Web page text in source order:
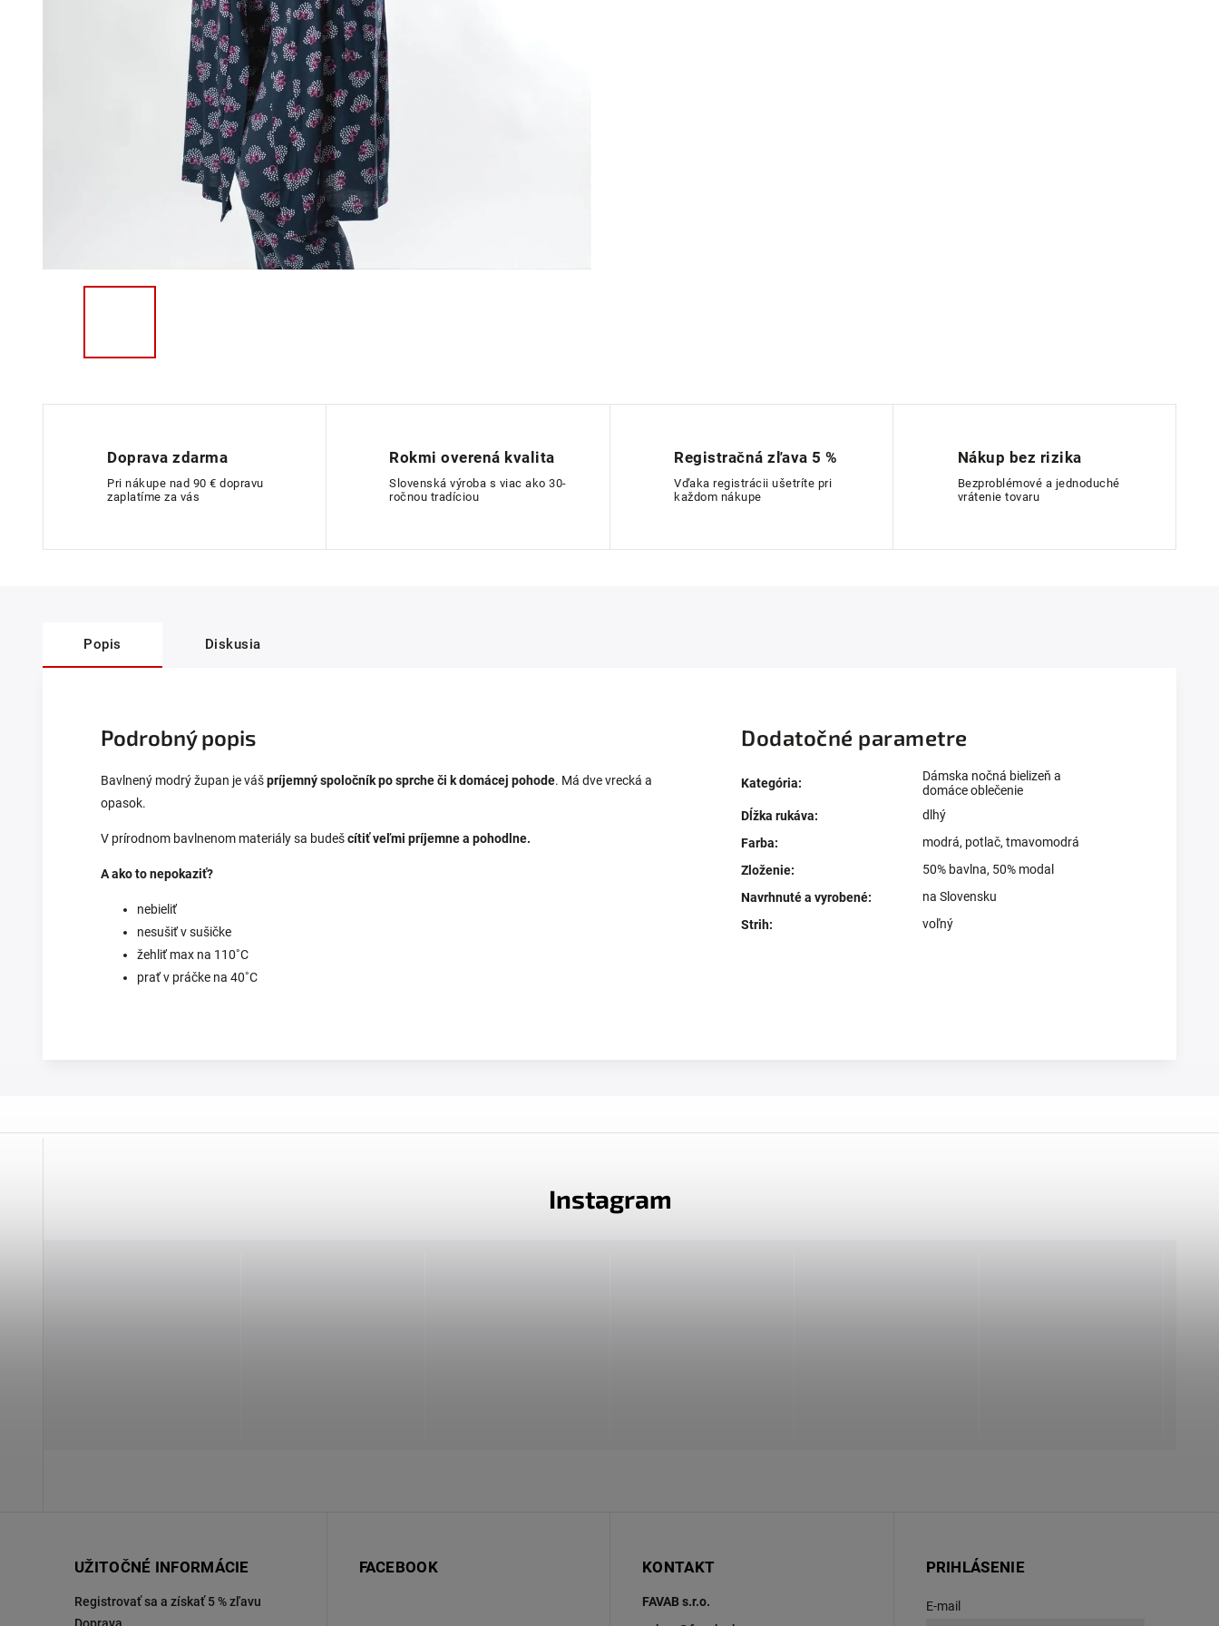
Doprava zdarma
Pri nákupe nad 90 € dopravu
zaplatíme za vás
Rokmi overená kvalita
Slovenská výroba s viac ako 30-
ročnou tradíciou
Registračná zľava 5 %
Vďaka registrácii ušetríte pri
každom nákupe
Nákup bez rizika
Bezproblémové a jednoduché
vrátenie tovaru
Popis Diskusia
Podrobný popis
Bavlnený modrý župan je vášpríjemný spoločníkpo sprche či k domácej pohode. Má dve vrecká a
opasok.
V prírodnom bavlnenom materiály sa budešcítiť veľmi príjemne a pohodlne.
A ako to nepokaziť?
nebieliť
nesušiť v sušičke
žehliť max na 110˚C
prať v práčke na 40˚C
Dodatočné parametre
Kategória:
Dámska nočná bielizeň a
domáce oblečenie
Dĺžka rukáva:
dlhý
Farba: modrá, potlač, tmavomodrá
Zloženie:
50% bavlna, 50% modal
Navrhnuté a vyrobené:
na Slovensku
Strih: voľný
UŽITOČNÉ INFORMÁCIE
Registrovať sa a získať 5 % zľavu
Doprava
FACEBOOK KONTAKT
FAVAB s.r.o.
PRIHLÁSENIE
E-mail
Instagram